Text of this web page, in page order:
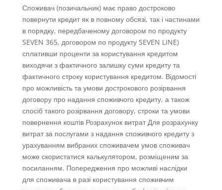
Споживач (позичальник) має право достроково
повернути кредит як в повному обсязі, так і частинами
в порядку, передбаченому договором по продукту
SEVEN 365, договором по продукту SEVEN LINE)
сплативши проценти за користування кредитом
виходячи з фактичного залишку суми кредиту та
фактичного строку користування кредитом. Відомості
про можливість та умови дострокового розірвання
договору про надання споживчого кредиту, а також
спосіб такого розірвання договору, строки та умови
повернення коштів Розрахунок витрат Для розрахунку
витрат за послугами з надання споживчого кредиту з
урахуванням вибраних споживачем умов споживач
може скористатися калькулятором, розміщеним за
посиланням. Попередження про можливі наслідки
для споживача в разі користування споживчим